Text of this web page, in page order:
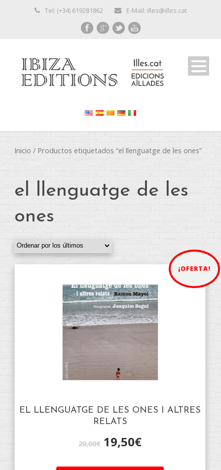
Tel: (+34) 619281862 E-Mail: illes@illes.cat
Inicio / Productos etiquetados “el llenguatge de les ones”
el llenguatge de les
ones
¡OFERTA!
EL LLENGUATGE DE LES ONES I ALTRES
RELATS
20,00€ 19,50€